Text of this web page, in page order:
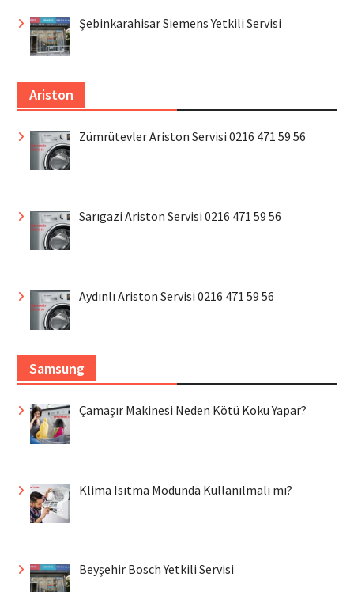
Şebinkarahisar Siemens Yetkili Servisi
Ariston
Zümrütevler Ariston Servisi 0216 471 59 56
Sarıgazi Ariston Servisi 0216 471 59 56
Aydınlı Ariston Servisi 0216 471 59 56
Samsung
Çamaşır Makinesi Neden Kötü Koku Yapar?
Klima Isıtma Modunda Kullanılmalı mı?
Beyşehir Bosch Yetkili Servisi